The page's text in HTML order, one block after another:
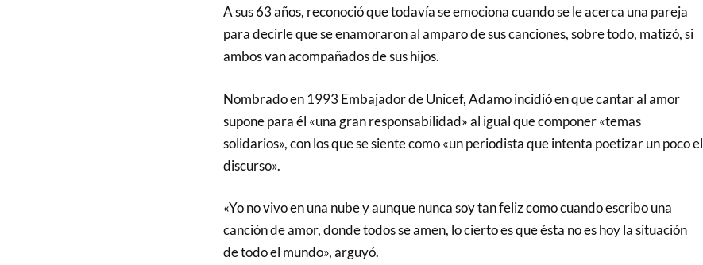
A sus 63 años, reconoció que todavía se emociona cuando se le acerca una pareja
para decirle que se enamoraron al amparo de sus canciones, sobre todo, matizó, si
ambos van acompañados de sus hijos.
Nombrado en 1993 Embajador de Unicef, Adamo incidió en que cantar al amor
supone para él «una gran responsabilidad» al igual que componer «temas
solidarios», con los que se siente como «un periodista que intenta poetizar un poco el
discurso».
«Yo no vivo en una nube y aunque nunca soy tan feliz como cuando escribo una
canción de amor, donde todos se amen, lo cierto es que ésta no es hoy la situación
de todo el mundo», arguyó.